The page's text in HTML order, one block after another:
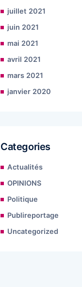
juillet 2021
juin 2021
mai 2021
avril 2021
mars 2021
janvier 2020
Categories
Actualités
OPINIONS
Politique
Publireportage
Uncategorized